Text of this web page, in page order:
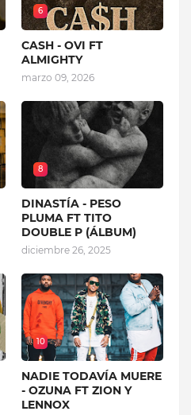
6
CASH - OVI FT
ALMIGHTY
marzo 09, 2026
8
DINASTÍA - PESO
PLUMA FT TITO
DOUBLE P (ÁLBUM)
diciembre 26, 2025
10
NADIE TODAVÍA MUERE
- OZUNA FT ZION Y
LENNOX